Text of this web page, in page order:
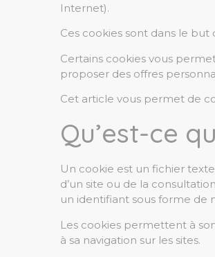
Internet).
Ces cookies sont dans le but
Certains cookies vous
proposer des offres
Cet article vous permet de
Qu’est-ce
Un cookie est un fichier
d’un site ou de la
un identifiant sous forme de
Les cookies permettent à
à sa navigation sur les sites.